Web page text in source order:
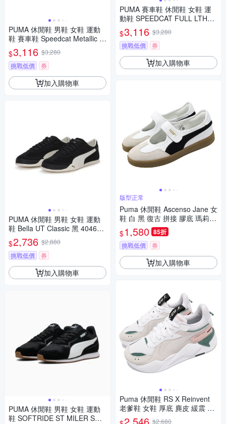
PUMA 休閒鞋 男鞋 女鞋 運動
鞋 賽車鞋 Speedcat Metallic 銀
40368901
$3,116 $3,280
挑戰低價
券
加入購物車
PUMA 休閒鞋 男鞋 女鞋 運動
鞋 Bella UT Classic 黑 404620
01
$2,736 $2,880
挑戰低價
券
加入購物車
PUMA 休閒鞋 男鞋 女鞋 運動
鞋 SOFTRIDE ST MILER SD
PUMA 賽車鞋 休閒鞋 女鞋 運
動鞋 SPEEDCAT FULL LTHR
WNS 白 40591002
$3,116 $3,280
挑戰低價
券
加入購物車
版型正常
Puma 休閒鞋 Ascenso Jane 女
鞋 白 黑 復古 拼接 膠底 瑪莉珍
鞋 408075-02
$1,580 85折
挑戰低價 券
加入購物車
Puma 休閒鞋 RS X Reinvent
老爹鞋 女鞋 厚底 麂皮 緩震 穿
搭推薦 流行款 灰 綠 37100813
$2,680